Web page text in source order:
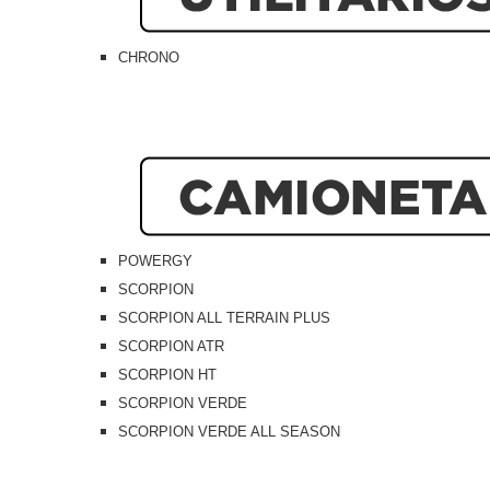
CHRONO
POWERGY
SCORPION
SCORPION ALL TERRAIN PLUS
SCORPION ATR
SCORPION HT
SCORPION VERDE
SCORPION VERDE ALL SEASON